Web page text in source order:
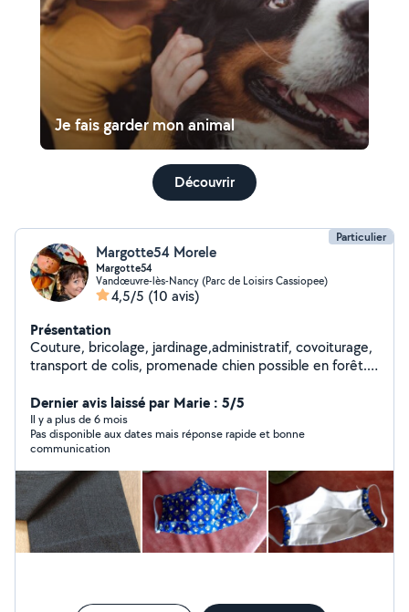
Je fais garder mon animal
Découvrir
Particulier
Margotte54 Morele
Margotte54
Vandœuvre-lès-Nancy (Parc de Loisirs Cassiopee)
4,5/5 (10 avis)
Présentation
Couture, bricolage, jardinage,administratif, covoiturage,
transport de colis, promenade chien possible en forêt...
Dernier avis laissé par Marie : 5/5
Il y a plus de 6 mois
Pas disponible aux dates mais réponse rapide et bonne
communication